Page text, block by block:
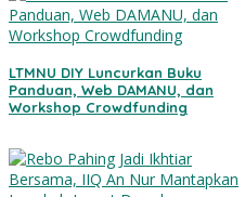
LTMNU DIY Luncurkan Buku
Panduan, Web DAMANU, dan
Workshop Crowdfunding